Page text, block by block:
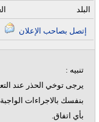
البلد
تنبيه :
يرجى توخي الحذر عند
بنفسك بالاجراءات
بأي اتفاق.